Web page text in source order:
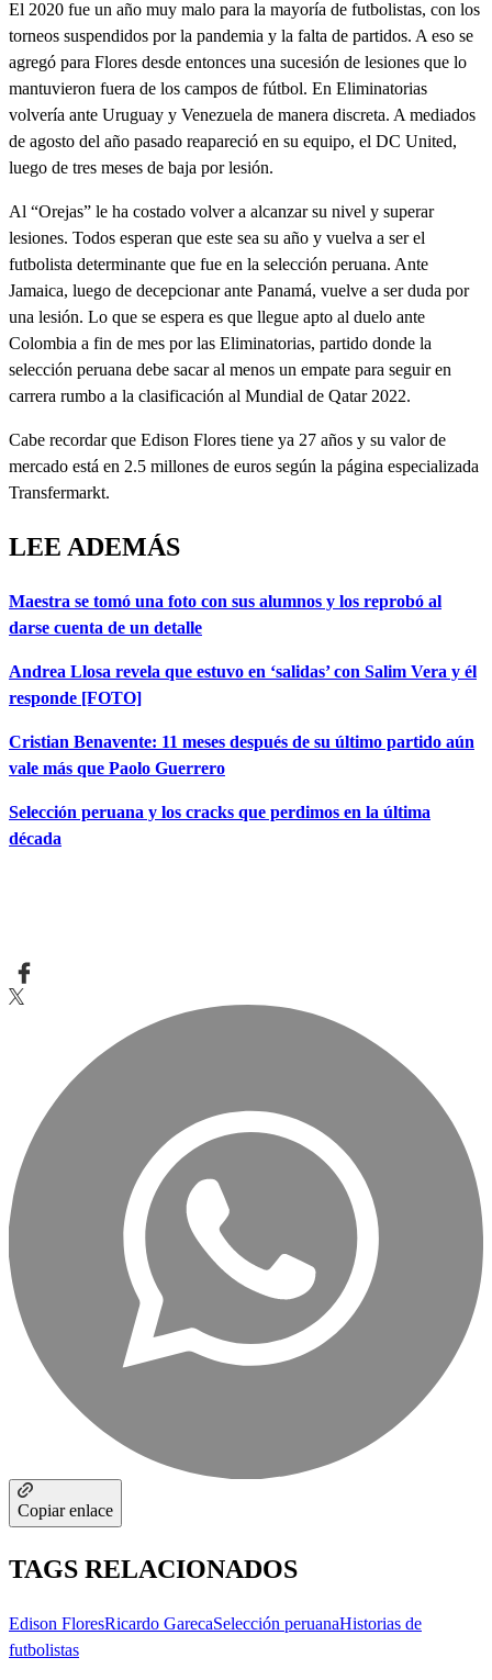
El 2020 fue un año muy malo para la mayoría de futbolistas, con los
torneos suspendidos por la pandemia y la falta de partidos. A eso se
agregó para Flores desde entonces una sucesión de lesiones que lo
mantuvieron fuera de los campos de fútbol. En Eliminatorias
volvería ante Uruguay y Venezuela de manera discreta. A mediados
de agosto del año pasado reapareció en su equipo, el DC United,
luego de tres meses de baja por lesión.
Al “Orejas” le ha costado volver a alcanzar su nivel y superar
lesiones. Todos esperan que este sea su año y vuelva a ser el
futbolista determinante que fue en la selección peruana. Ante
Jamaica, luego de decepcionar ante Panamá, vuelve a ser duda por
una lesión. Lo que se espera es que llegue apto al duelo ante
Colombia a fin de mes por las Eliminatorias, partido donde la
selección peruana debe sacar al menos un empate para seguir en
carrera rumbo a la clasificación al Mundial de Qatar 2022.
Cabe recordar que Edison Flores tiene ya 27 años y su valor de
mercado está en 2.5 millones de euros según la página especializada
Transfermarkt.
LEE ADEMÁS
Maestra se tomó una foto con sus alumnos y los reprobó al
darse cuenta de un detalle
Andrea Llosa revela que estuvo en ‘salidas’ con Salim Vera y él
responde [FOTO]
Cristian Benavente: 11 meses después de su último partido aún
vale más que Paolo Guerrero
Selección peruana y los cracks que perdimos en la última
década
Copiar enlace
TAGS RELACIONADOS
Edison FloresRicardo GarecaSelección peruanaHistorias de
futbolistas